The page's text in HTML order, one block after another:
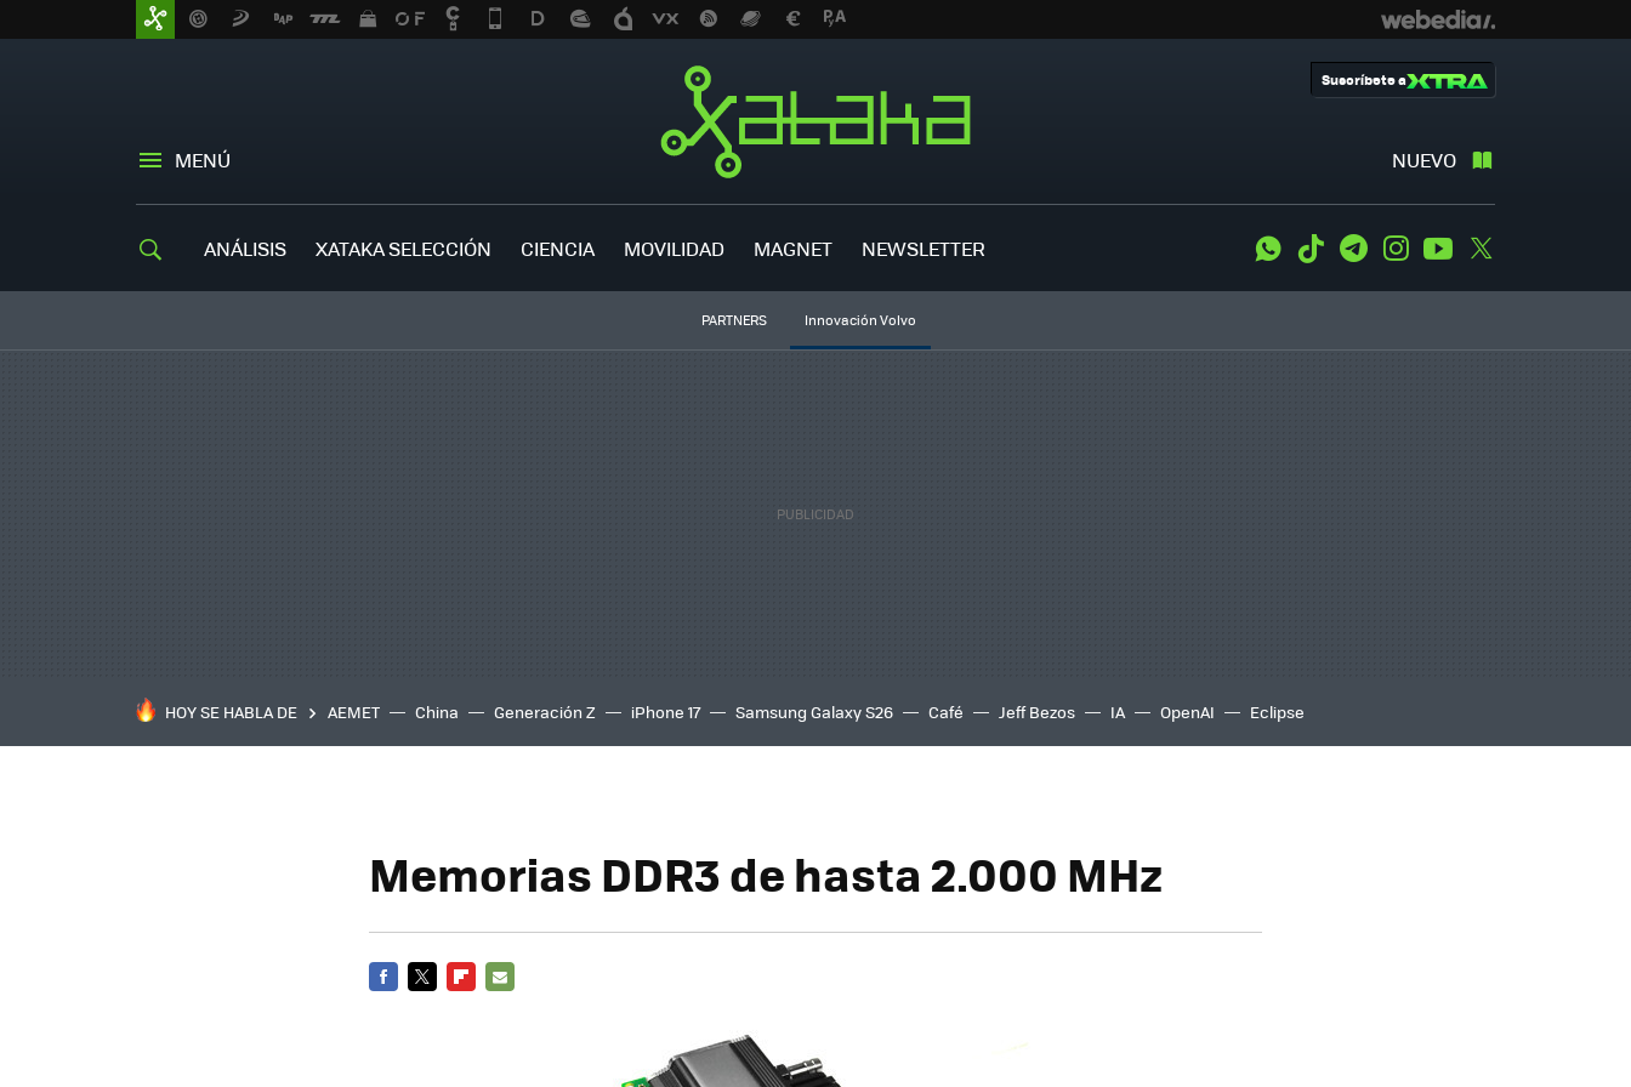
MENÚ NUEVO
Suscríbete a
ANÁLISIS XATAKA SELECCIÓN CIENCIA MOVILIDAD MAGNET NEWSLETTER WhatsApp
Tiktok TelegramInstagramYoutube
PARTNERS Innovación Volvo
HOY SE HABLA DE AEMET China Generación Z iPhone 17 Samsung Galaxy S26 Café Jeff Bezos IA OpenAI Eclipse
Memorias DDR3 de hasta 2.000 MHz